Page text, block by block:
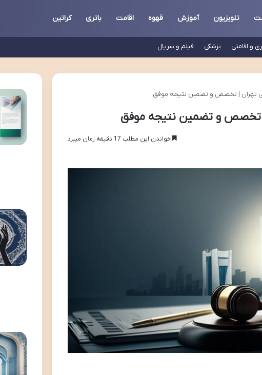
تلویزیون آموزش قهوه اقامت باتری کراتین
و اقامتی پزشکی فیلم و سریال
تهران | تخصص و تضمین نتیجه موفق
| تخصص و تضمین نتیجه موفق
خواندن این مطلب 17 دقیقه زمان میبرد